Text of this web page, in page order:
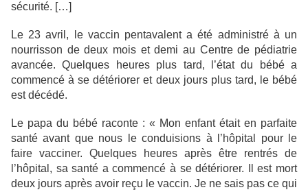
sécurité. […]
Le 23 avril, le vaccin pentavalent a été administré à un
nourrisson de deux mois et demi au Centre de pédiatrie
avancée. Quelques heures plus tard, l’état du bébé a
commencé à se détériorer et deux jours plus tard, le bébé
est décédé.
Le papa du bébé raconte : « Mon enfant était en parfaite
santé avant que nous le conduisions à l’hôpital pour le
faire vacciner. Quelques heures après être rentrés de
l’hôpital, sa santé a commencé à se détériorer. Il est mort
deux jours après avoir reçu le vaccin. Je ne sais pas ce qui